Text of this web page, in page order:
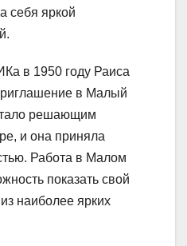
себя яркой
в 1950 году Раиса
в Малый
решающим
и она приняла
Работа в Малом
показать свой
наиболее ярких